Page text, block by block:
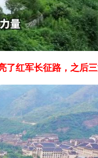
了红军长征路，之后